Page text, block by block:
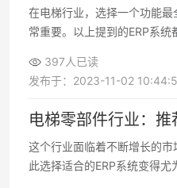
在电梯行业，选择一个功能
常重要。以上提到的ERP系统
自身的特定需求和预算做出明
397人已读
发布于：2023-11-02
电梯零部件行业：推
这个行业面临着不断增长的
此选择适合的ERP系统变得尤